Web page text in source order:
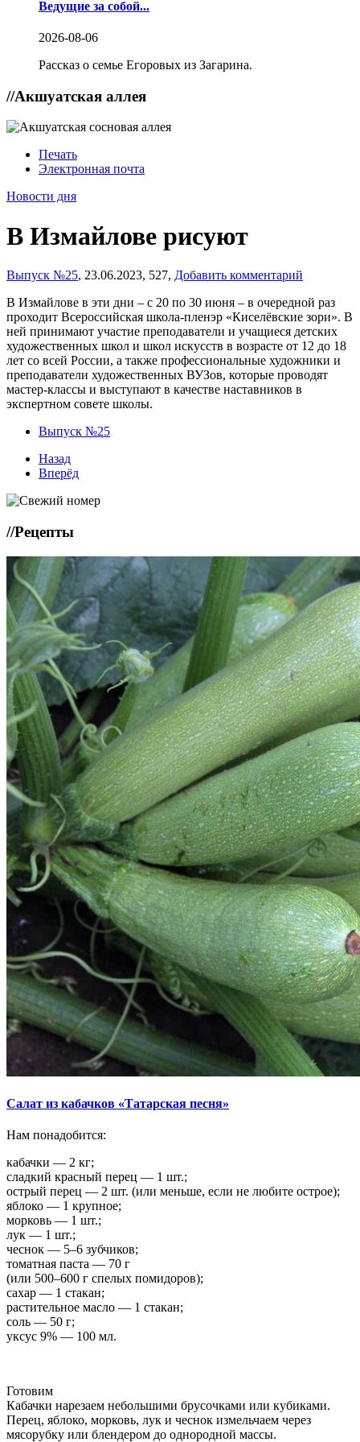
Ведущие за собой...
2026-08-06
Рассказ о семье Егоровых из Загарина.
//Акшуатская аллея
Печать
Электронная почта
Новости дня
В Измайлове рисуют
Выпуск №25, 23.06.2023, 527, Добавить комментарий
В Измайлове в эти дни – с 20 по 30 июня – в очередной раз
проходит Всероссийская школа-пленэр «Киселёвские зори». В
ней принимают участие преподаватели и учащиеся детских
художественных школ и школ искусств в возрасте от 12 до 18
лет со всей России, а также профессиональные художники и
преподаватели художественных ВУЗов, которые проводят
мастер-классы и выступают в качестве наставников в
экспертном совете школы.
Выпуск №25
Назад
Вперёд
//Рецепты
Салат из кабачков «Татарская песня»
Нам понадобится:
кабачки — 2 кг;
сладкий красный перец — 1 шт.;
острый перец — 2 шт. (или меньше, если не любите острое);
яблоко — 1 крупное;
морковь — 1 шт.;
лук — 1 шт.;
чеснок — 5–6 зубчиков;
томатная паста — 70 г
(или 500–600 г спелых помидоров);
сахар — 1 стакан;
растительное масло — 1 стакан;
соль — 50 г;
уксус 9% — 100 мл.
Готовим
Кабачки нарезаем небольшими брусочками или кубиками.
Перец, яблоко, морковь, лук и чеснок измельчаем через
мясорубку или блендером до однородной массы.